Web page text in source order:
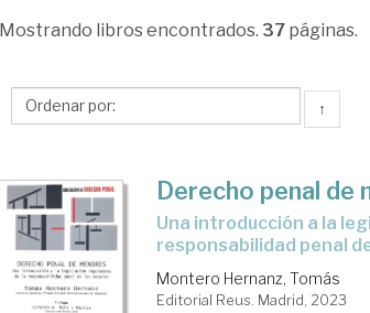
>
penal
>
especiales.
Penal
internacional.
Menores
Mostrando libros encontrados. 37páginas.
↑
Derecho penal de
Una introducción a la legislación reguladora de la
responsabilidad penal
Montero Hernanz, Tomás
Editorial Reus. Madrid, 2023